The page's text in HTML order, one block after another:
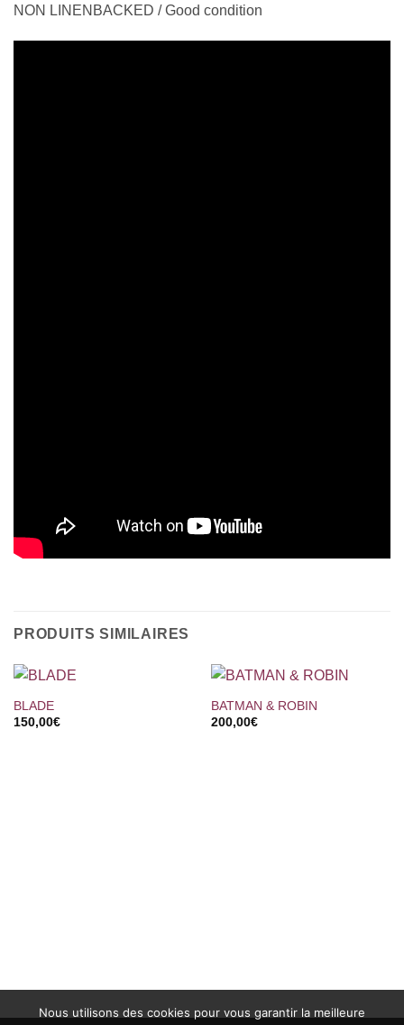
NON LINENBACKED / Good condition
PRODUITS SIMILAIRES
BLADE
150,00€
BATMAN & ROBIN
200,00€
Nous utilisons des cookies pour vous garantir la meilleure